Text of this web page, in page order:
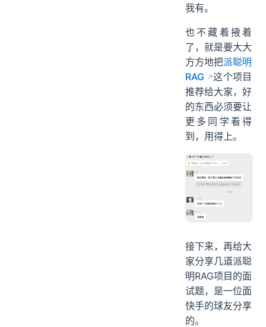
我有。
也不藏着掖着
了，就是要大大
方方地把派聪明
RAG
这个项目
推荐给大家，好
的东西必须要让
更多同学看得
到，用得上。
接下来，再给大
家分享几道派聪
明RAG项目的面
试题，是一位面
快手的球友分享
的。